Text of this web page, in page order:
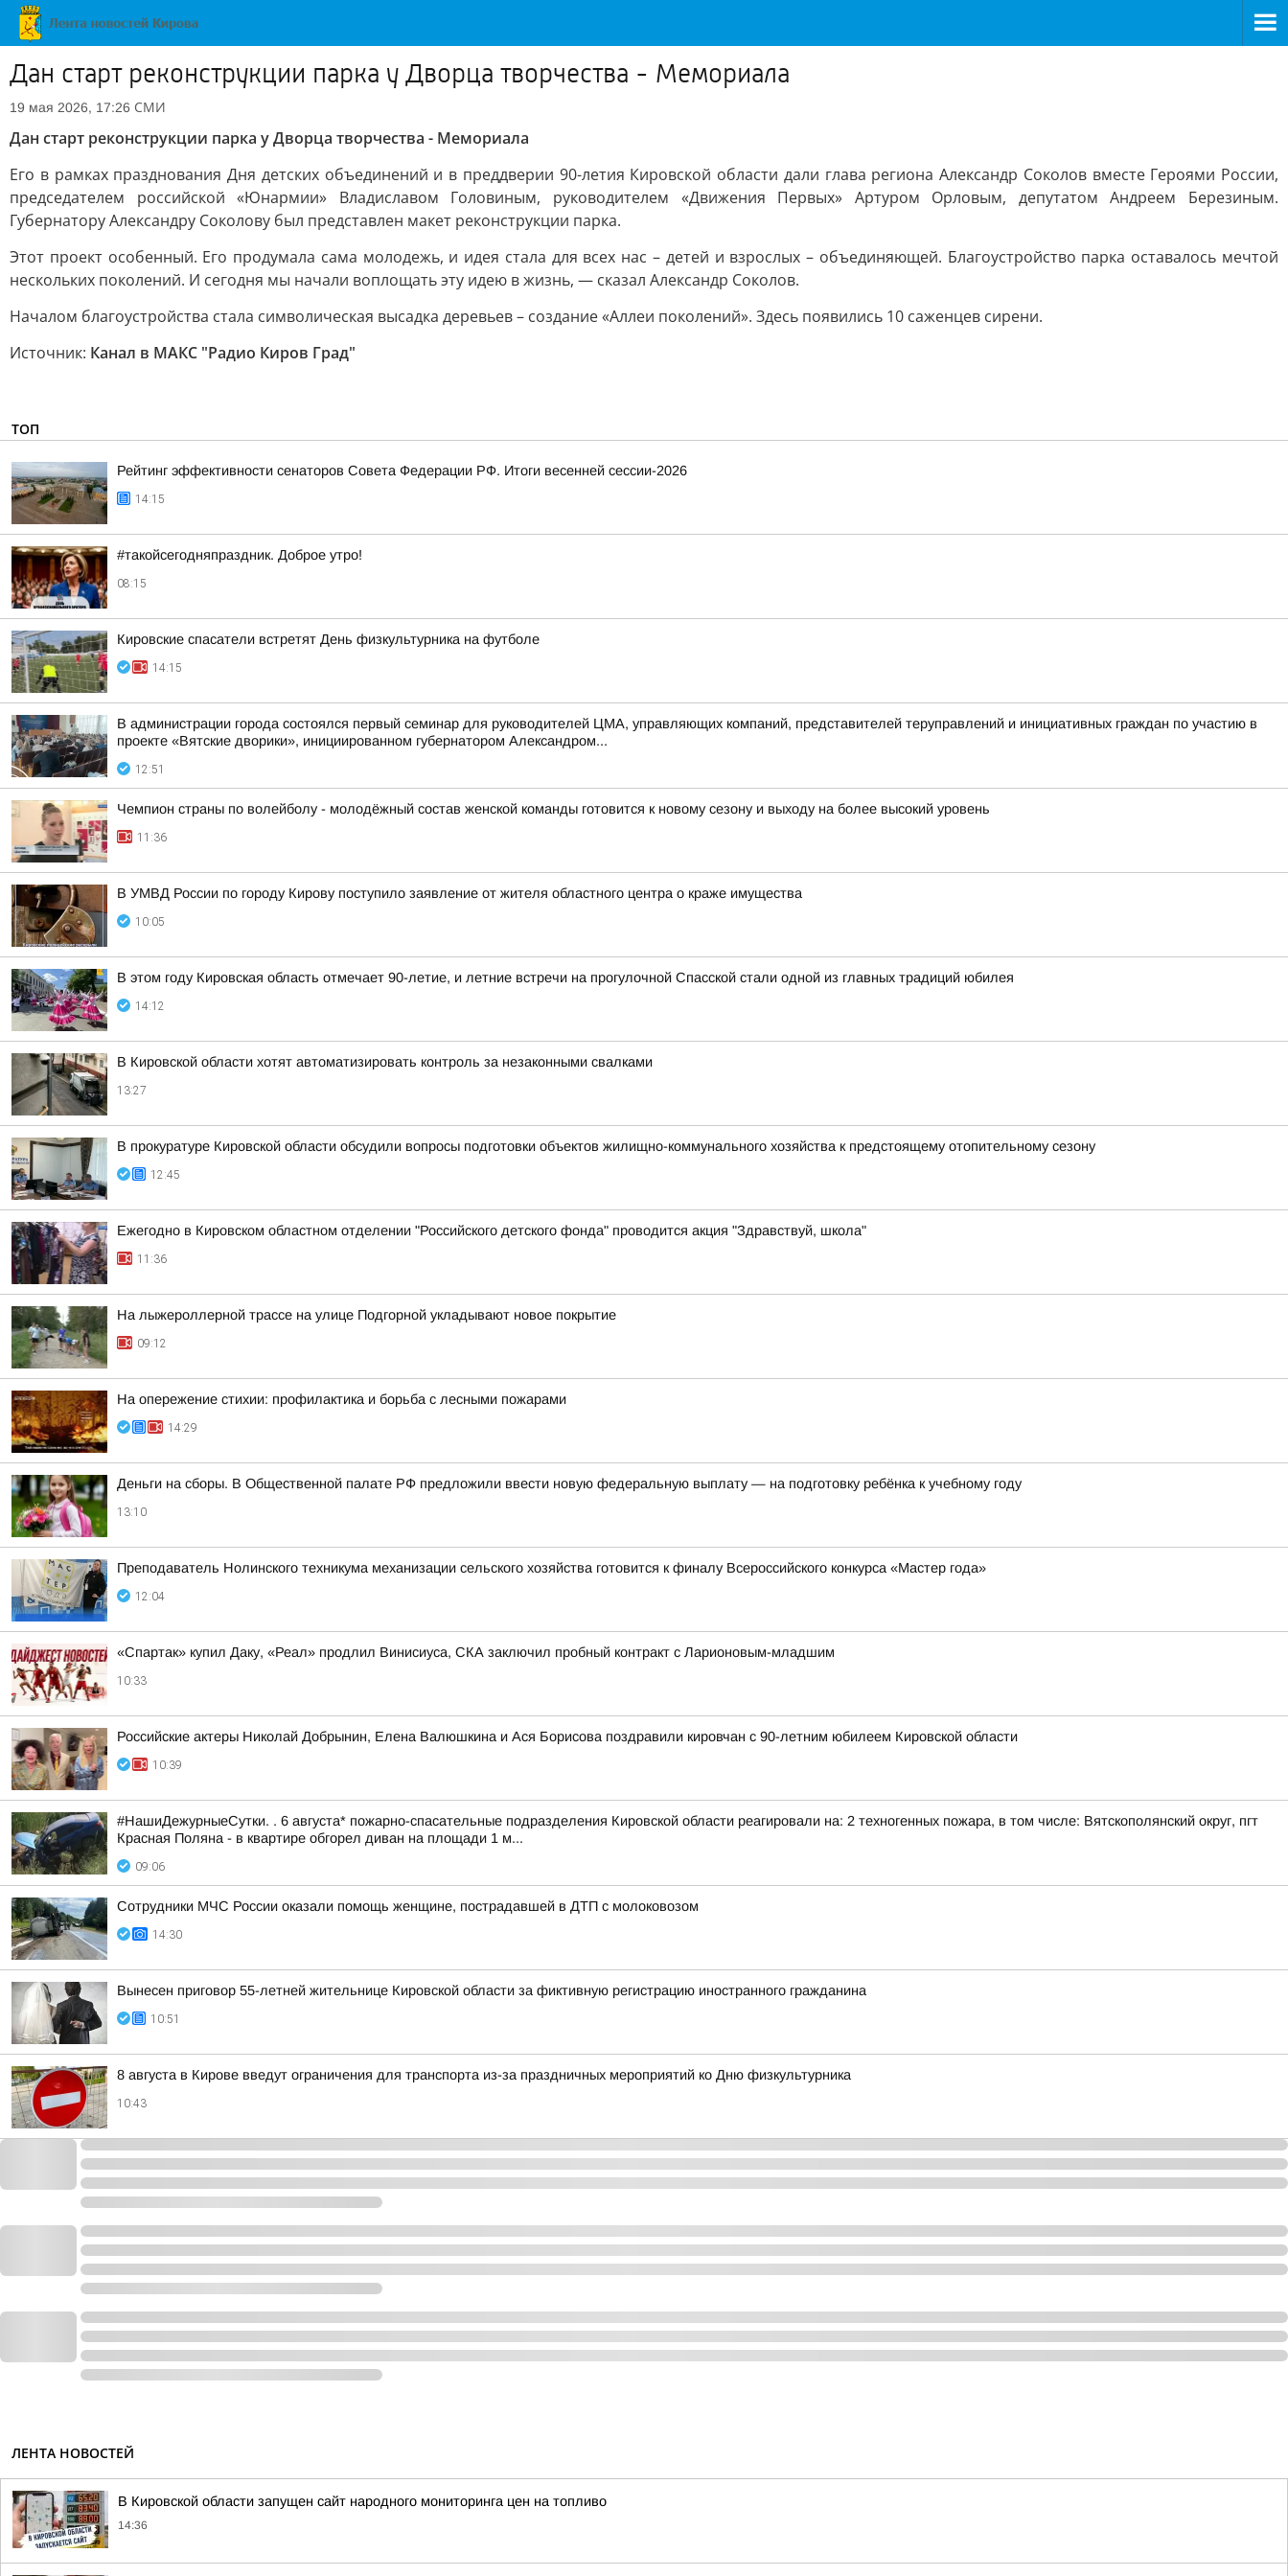
Дан старт реконструкции парка у Дворца творчества - Мемориала
19 мая 2026, 17:26 СМИ
Дан старт реконструкции парка у Дворца творчества - Мемориала
Его в рамках празднования Дня детских объединений и в преддверии 90-летия Кировской области дали глава региона Александр Соколов вместе Героями России,
председателем российской «Юнармии» Владиславом Головиным, руководителем «Движения Первых» Артуром Орловым, депутатом Андреем Березиным.
Губернатору Александру Соколову был представлен макет реконструкции парка.
Этот проект особенный. Его продумала сама молодежь, и идея стала для всех нас – детей и взрослых – объединяющей. Благоустройство парка оставалось мечтой
нескольких поколений. И сегодня мы начали воплощать эту идею в жизнь, — сказал Александр Соколов.
Началом благоустройства стала символическая высадка деревьев – создание «Аллеи поколений». Здесь появились 10 саженцев сирени.
Источник: Канал в МАКС "Радио Киров Град"
ТОП
Рейтинг эффективности сенаторов Совета Федерации РФ. Итоги весенней сессии-2026
14:15
#такойсегодняпраздник. Доброе утро!
08:15
Кировские спасатели встретят День физкультурника на футболе
14:15
В администрации города состоялся первый семинар для руководителей ЦМА, управляющих компаний, представителей теруправлений и инициативных граждан по участию в
проекте «Вятские дворики», инициированном губернатором Александром...
12:51
Чемпион страны по волейболу - молодёжный состав женской команды готовится к новому сезону и выходу на более высокий уровень
11:36
В УМВД России по городу Кирову поступило заявление от жителя областного центра о краже имущества
10:05
В этом году Кировская область отмечает 90-летие, и летние встречи на прогулочной Спасской стали одной из главных традиций юбилея
14:12
В Кировской области хотят автоматизировать контроль за незаконными свалками
13:27
В прокуратуре Кировской области обсудили вопросы подготовки объектов жилищно-коммунального хозяйства к предстоящему отопительному сезону
12:45
Ежегодно в Кировском областном отделении "Российского детского фонда" проводится акция "Здравствуй, школа"
11:36
На лыжероллерной трассе на улице Подгорной укладывают новое покрытие
09:12
На опережение стихии: профилактика и борьба с лесными пожарами
14:29
Деньги на сборы. В Общественной палате РФ предложили ввести новую федеральную выплату — на подготовку ребёнка к учебному году
13:10
Преподаватель Нолинского техникума механизации сельского хозяйства готовится к финалу Всероссийского конкурса «Мастер года»
12:04
«Спартак» купил Даку, «Реал» продлил Винисиуса, СКА заключил пробный контракт с Ларионовым-младшим
10:33
Российские актеры Николай Добрынин, Елена Валюшкина и Ася Борисова поздравили кировчан с 90-летним юбилеем Кировской области
10:39
#НашиДежурныеСутки. . 6 августа* пожарно-спасательные подразделения Кировской области реагировали на: 2 техногенных пожара, в том числе: Вятскополянский округ, пгт
Красная Поляна - в квартире обгорел диван на площади 1 м...
09:06
Сотрудники МЧС России оказали помощь женщине, пострадавшей в ДТП с молоковозом
14:30
Вынесен приговор 55-летней жительнице Кировской области за фиктивную регистрацию иностранного гражданина
10:51
8 августа в Кирове введут ограничения для транспорта из-за праздничных мероприятий ко Дню физкультурника
10:43
ЛЕНТА НОВОСТЕЙ
В Кировской области запущен сайт народного мониторинга цен на топливо
14:36